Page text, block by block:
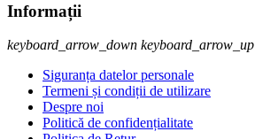
Informații
keyboard_arrow_down keyboard_arrow_up
Siguranța datelor personale
Termeni și condiții de utilizare
Despre noi
Politică de confidențialitate